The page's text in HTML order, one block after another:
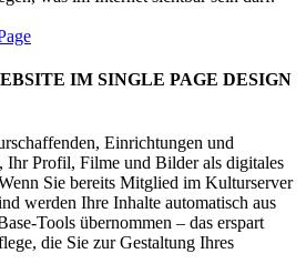
IM SINGLE PAGE DESIGN
Einrichtungen und
Ihr Profil, Filme und Bilder als digitales
Sie bereits Mitglied im Kulturserver
werden Ihre Inhalte automatisch aus
Tools übernommen – das erspart
die Sie zur Gestaltung Ihres